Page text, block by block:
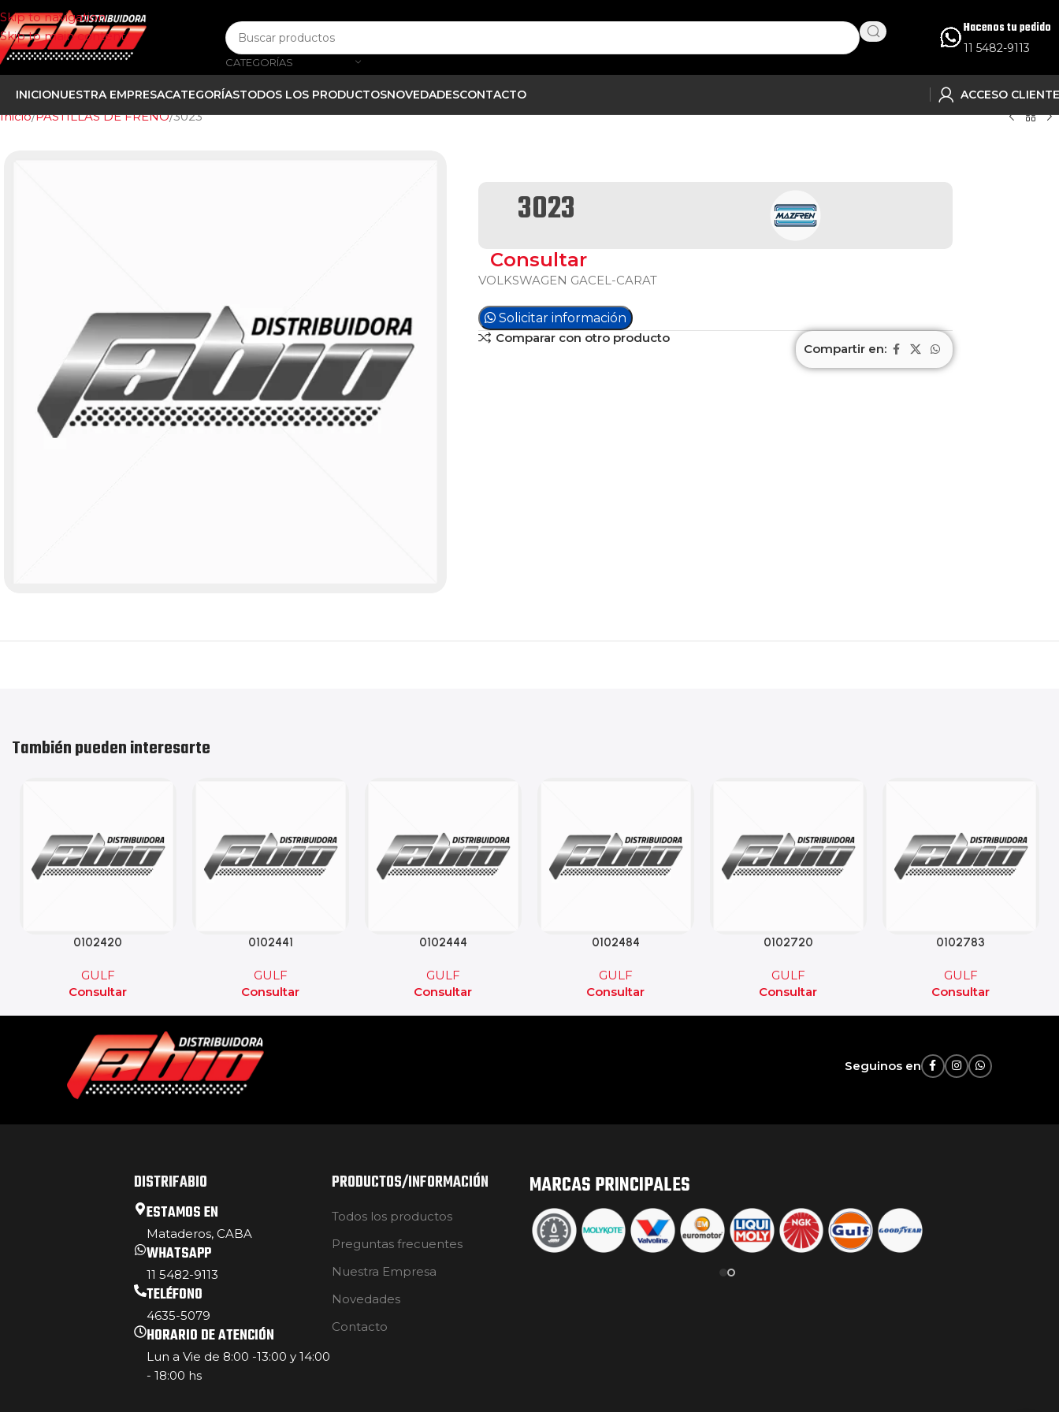
Skip to navigation
Skip to main content
CATEGORÍAS
Hacenos tu pedido
11 5482-9113
INICIONUESTRA EMPRESACATEGORÍASTODOS LOS PRODUCTOSNOVEDADESCONTACTO ACCESO
Inicio PASTILLAS DE FRENO 3023
3023
Consultar
VOLKSWAGEN GACEL-CARAT
Solicitar información
Comparar con otro producto
Compartir en:
También pueden interesarte
0102420
GULF
Consultar
0102441
GULF
Consultar
0102444
GULF
Consultar
0102484
GULF
Consultar
0102720
GULF
Consultar
0102783
GULF
Consultar
Seguinos en
DISTRIFABIO
ESTAMOS EN
Mataderos, CABA
WHATSAPP
11 5482-9113
TELÉFONO
4635-5079
HORARIO DE ATENCIÓN
Lun a Vie de 8:00 -13:00 y 14:00
- 18:00 hs
PRODUCTOS/INFORMACIÓN
Todos los productos
Preguntas frecuentes
Nuestra Empresa
Novedades
Contacto
MARCAS PRINCIPALES